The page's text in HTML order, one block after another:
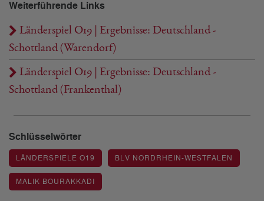
Weiterführende Links
Länderspiel O19 | Ergebnisse: Deutschland -
Schottland (Warendorf)
Länderspiel O19 | Ergebnisse: Deutschland -
Schottland (Frankenthal)
Schlüsselwörter
LÄNDERSPIELE O19 BLV NORDRHEIN-WESTFALEN
MALIK BOURAKKADI